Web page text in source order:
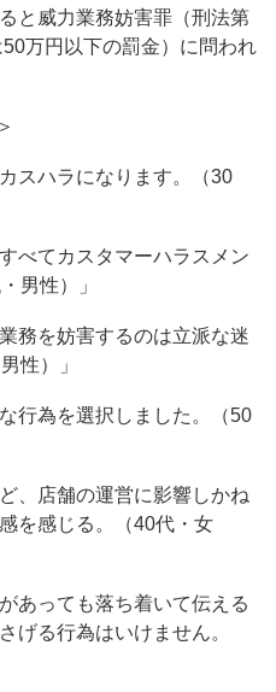
と威力業務妨害罪（刑法第
万円以下の罰金）に問われ
スハラになります。（30
べてカスタマーハラスメン
男性）」
務を妨害するのは立派な迷
性）」
行為を選択しました。（50
、店舗の運営に影響しかね
を感じる。（40代・女
あっても落ち着いて伝える
げる行為はいけません。